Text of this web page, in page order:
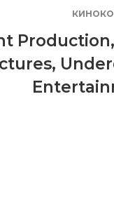
Production,
,